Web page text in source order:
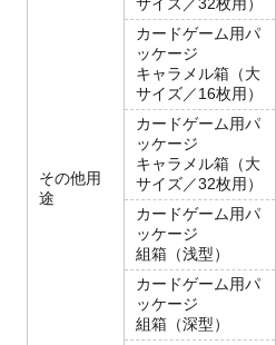
その他用
途
カードゲーム用パ
ッケージ
キャラメル箱（大
サイズ／16枚用）
カードゲーム用パ
ッケージ
キャラメル箱（大
サイズ／32枚用）
カードゲーム用パ
ッケージ
組箱（浅型）
カードゲーム用パ
ッケージ
組箱（深型）